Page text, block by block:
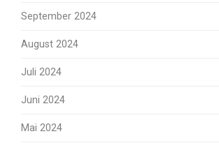
September 2024
August 2024
Juli 2024
Juni 2024
Mai 2024